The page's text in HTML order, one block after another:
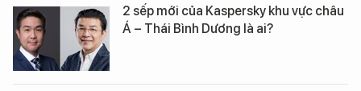
2 sếp mới của Kaspersky khu vực châu
Á – Thái Bình Dương là ai?